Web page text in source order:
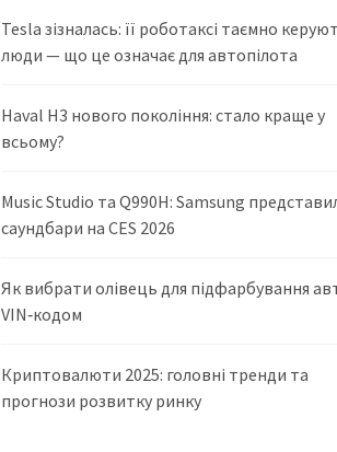
Tesla зізналась: її роботаксі таємно
люди — що це означає для автопілота
Haval H3 нового покоління: стало краще у
всьому?
Music Studio та Q990H: Samsung
саундбари на CES 2026
Як вибрати олівець для підфарбування
VIN‑кодом
Криптовалюти 2025: головні тренди та
прогнози розвитку ринку